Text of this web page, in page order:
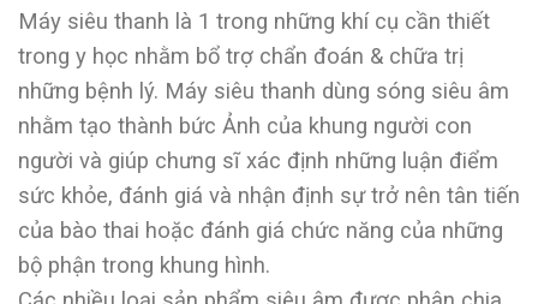
Máy siêu thanh là 1 trong những khí cụ cần thiết
trong y học nhằm bổ trợ chẩn đoán & chữa trị
những bệnh lý. Máy siêu thanh dùng sóng siêu âm
nhằm tạo thành bức Ảnh của khung người con
người và giúp chưng sĩ xác định những luận điểm
sức khỏe, đánh giá và nhận định sự trở nên tân tiến
của bào thai hoặc đánh giá chức năng của những
bộ phận trong khung hình.